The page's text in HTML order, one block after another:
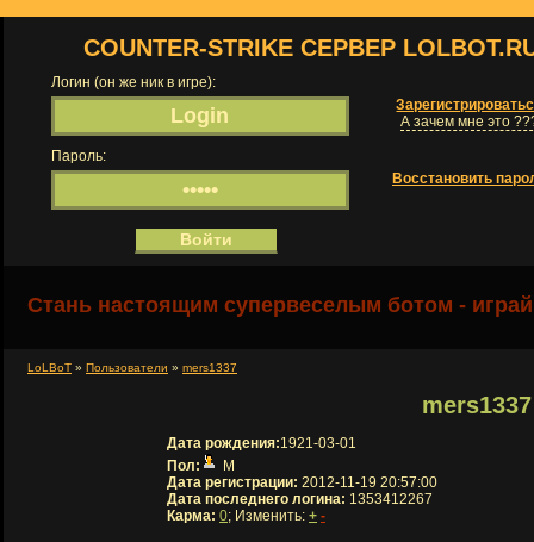
COUNTER-STRIKE СЕРВЕР
Логин (он же ник в игре):
А зачем мне это
Пароль:
Восстановить
Стань настоящим супервеселым ботом -
LoLBoT » Пользователи » mers1337
mers1337
Дата рождения:1921-03-01
Пол:
М
Дата регистрации: 2012-11-19 20:57:00
Дата последнего логина: 1353412267
Карма: 0; Изменить: + -